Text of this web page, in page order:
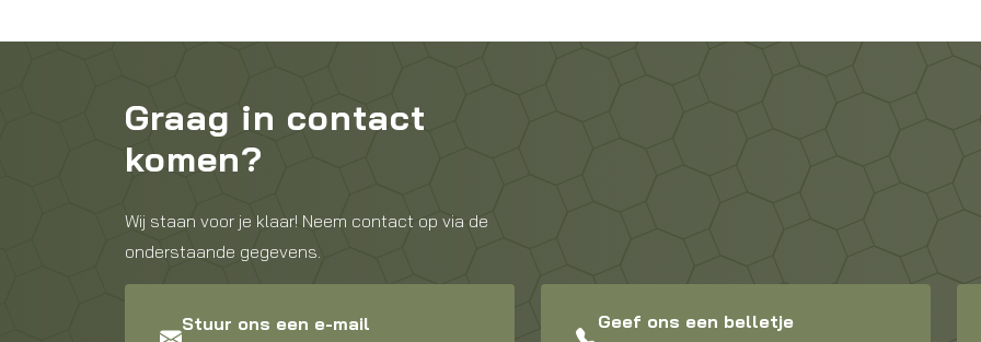
Graag in contact
komen?
Wij staan voor je klaar! Neem contact op via de
onderstaande gegevens.
Stuur ons een e-mail Geef ons een belletje